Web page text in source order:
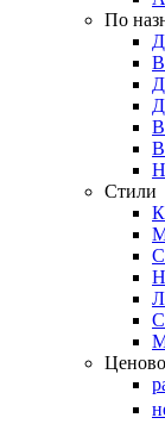
По
В
Стили